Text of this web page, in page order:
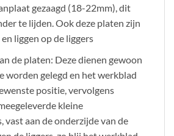
gezaagd (18-22mm), dit
te lijden. Ook deze platen zijn
liggen op de liggers
de platen: Deze dienen gewoon
worden gelegd en het werkblad
positie, vervolgens
kleine
vast aan de onderzijde van de